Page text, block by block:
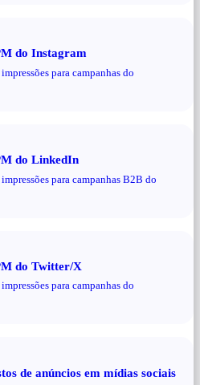
do Instagram
para campanhas do
do LinkedIn
para campanhas B2B do
do Twitter/X
para campanhas do
de anúncios em mídias sociais